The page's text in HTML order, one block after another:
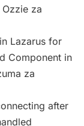
za
Lazarus for
Component in
za
after